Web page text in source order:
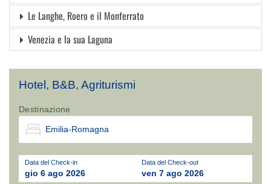
Le Langhe, Roero e il Monferrato
Venezia e la sua Laguna
Hotel, B&B, Agriturismi
Destinazione
Data del Check-in
gio 6 ago 2026
Data del Check-out
ven 7 ago 2026